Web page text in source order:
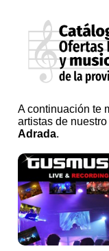
A continuación te
artistas de
Adrada.